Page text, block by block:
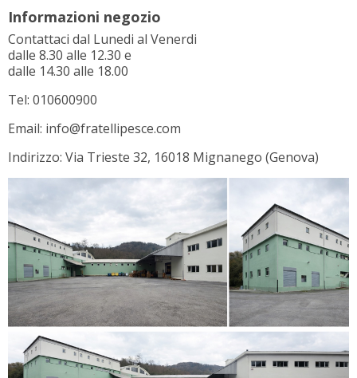
Informazioni negozio
Contattaci dal Lunedi al Venerdi
dalle 8.30 alle 12.30 e
dalle 14.30 alle 18.00
Tel: 010600900
Email: info@fratellipesce.com
Indirizzo: Via Trieste 32, 16018 Mignanego (Genova)